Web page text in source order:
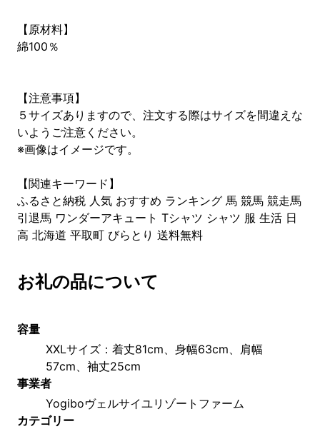
【原材料】
綿100％
【注意事項】
５サイズありますので、注文する際はサイズを間違えな
いようご注意ください。
※画像はイメージです。
【関連キーワード】
ふるさと納税 人気 おすすめ ランキング 馬 競馬 競走馬
引退馬 ワンダーアキュート Tシャツ シャツ 服 生活 日
高 北海道 平取町 びらとり 送料無料
お礼の品について
容量
XXLサイズ：着丈81cm、身幅63cm、肩幅
57cm、袖丈25cm
事業者
Yogiboヴェルサイユリゾートファーム
カテゴリー